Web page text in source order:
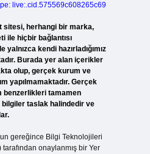
live:.cid.575569c608265c69
sitesi, herhangi bir marka,
ile hiçbir bağlantısı
yalnızca kendi hazırladığımız
Burada yer alan içerikler
olup, gerçek kurum ve
yapılmamaktadır. Gerçek
benzerlikleri tamamen
taslak halindedir ve
gereğince Bilgi Teknolojileri
onaylanmış bir Yer